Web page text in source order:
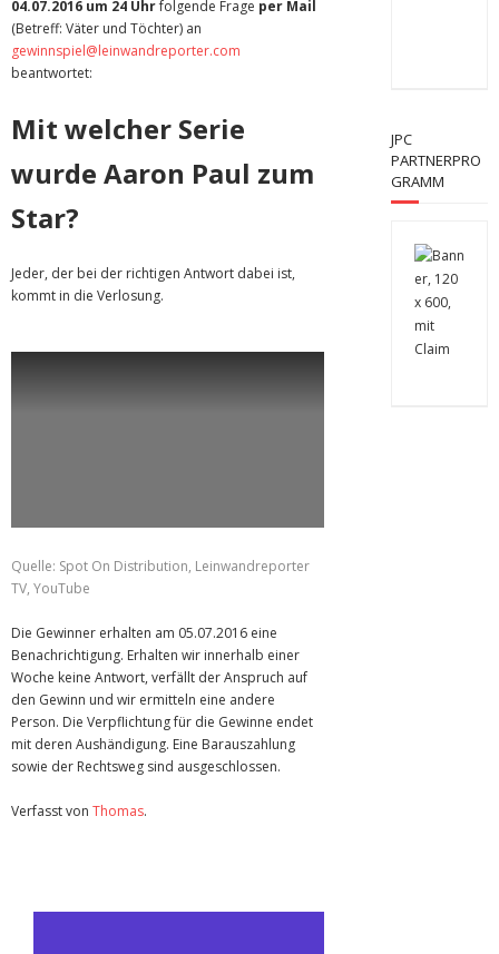
04.07.2016 um 24 Uhrfolgende Frage per Mail
(Betreff: Väter und Töchter) an
gewinnspiel@leinwandreporter.com
beantwortet:
Mit welcher Serie
wurde Aaron Paul zum
Star?
Jeder, der bei der richtigen Antwort dabei ist,
kommt in die Verlosung.
Quelle: Spot On Distribution, Leinwandreporter
TV, YouTube
Die Gewinner erhalten am 05.07.2016 eine
Benachrichtigung. Erhalten wir innerhalb einer
Woche keine Antwort, verfällt der Anspruch auf
den Gewinn und wir ermitteln eine andere
Person. Die Verpflichtung für die Gewinne endet
mit deren Aushändigung. Eine Barauszahlung
sowie der Rechtsweg sind ausgeschlossen.
Verfasst von Thomas.
JPC
PARTNERPRO
GRAMM